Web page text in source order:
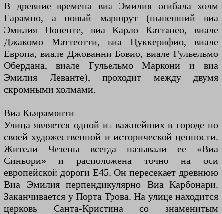
В древние времена виа Эмилия огибала холм
Гарампо, а новый маршрут (нынешний виа
Эмилия Поненте, виа Карло Каттанео, виале
Джакомо Маттеотти, виа Цуккерифио, виале
Европа, виале Джованни Бовио, виале Гульельмо
Обердана, виале Гульельмо Маркони и виа
Эмилия Леванте), проходит между двумя
скромными холмами.
Виа Кьярамонти
Улица является одной из важнейших в городе по
своей художественной и исторической ценности.
Жители Чезены всегда называли ее «Виа
Синьори» и расположена точно на оси
европейской дороги E45. Он пересекает древнюю
Виа Эмилия перпендикулярно Виа Карбонари.
Заканчивается у Порта Трова. На улице находится
церковь Санта-Кристина со знаменитым